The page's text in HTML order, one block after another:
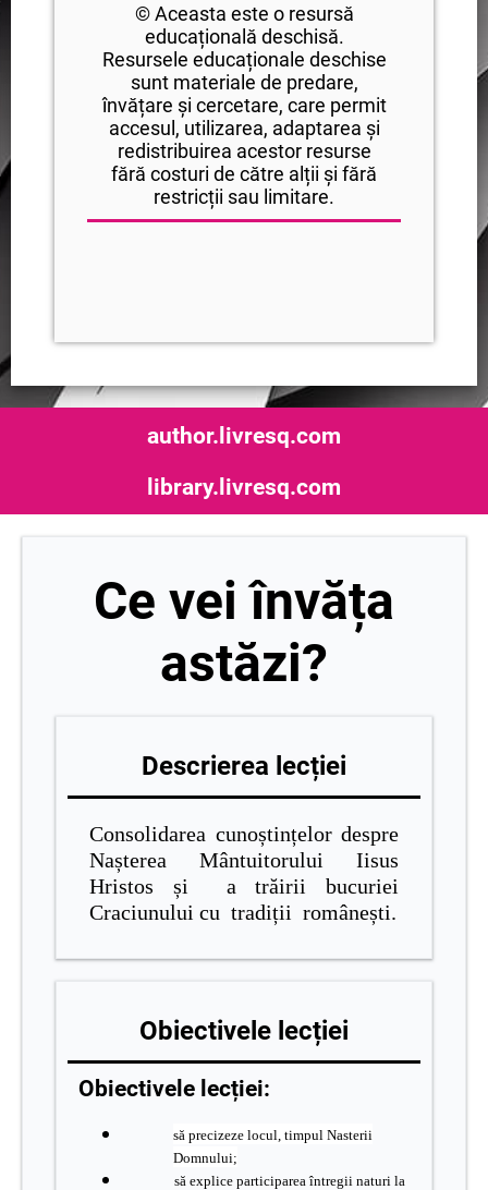
© Aceasta este o resursă
educațională deschisă.
Resursele educaționale deschise
sunt materiale de predare,
învățare și cercetare, care permit
accesul, utilizarea, adaptarea și
redistribuirea acestor resurse
fără costuri de către alții și fără
restricții sau limitare.
author.livresq.com
library.livresq.com
Ce vei învăța
astăzi?
Descrierea lecției
Consolidarea cunoștințelor despre
Nașterea Mântuitorului Iisus
Hristos și a trăirii bucuriei
Craciunului cu tradiții românești.
Obiectivele lecției
Obiectivele lecției:
să precizeze locul, timpul Nasterii
Domnului;
să explice participarea întregii naturi la